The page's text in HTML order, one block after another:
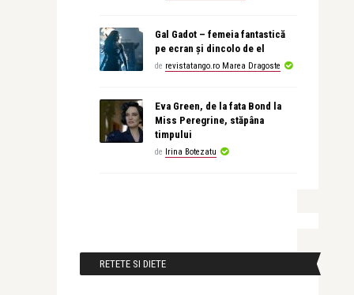
Gal Gadot – femeia fantastică
pe ecran și dincolo de el
de revistatango.ro Marea Dragoste
Eva Green, de la fata Bond la
Miss Peregrine, stăpâna
timpului
de Irina Botezatu
RETETE SI DIETE